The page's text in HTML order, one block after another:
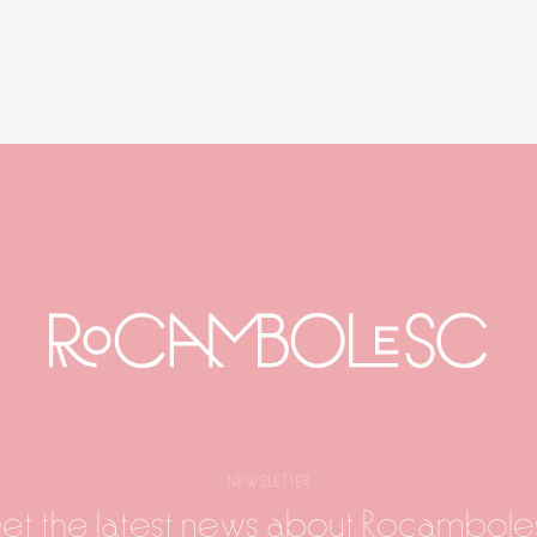
NEWSLETTER
the latest news about